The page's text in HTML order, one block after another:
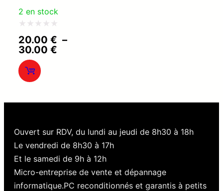
2 en stock
Note
0
sur
5
20.00€ –
30.00€
Ouvert sur RDV, du lundi au jeudi de 8h30 à 18h
Le vendredi de 8h30 à 17h
Et le samedi de 9h à 12h
Micro-entreprise de vente et dépannage
informatique.PC reconditionnés et garantis à petits